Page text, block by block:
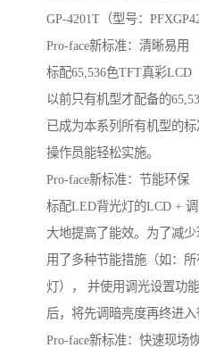
GP-4201T（型号：
Pro-face新标准：清晰易
标配65,536色TFT真彩LCD
以前只有机型才配备的
已成为本系列所有机型的标
操作员能轻松实施。
Pro-face新标准：节能环
标配LED背光灯的LCD + 调
大地提高了能效。为了减
用了多种节能措施（如：
灯）， 并使用调光设置功
后，将先调暗亮度再终进
Pro-face新标准：快速现